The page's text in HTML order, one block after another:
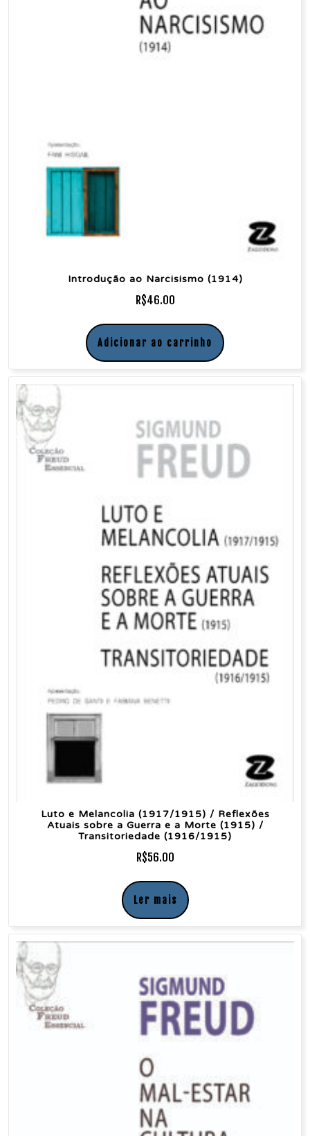
Introdução ao Narcisismo (1914)
R$46.00
Adicionar ao carrinho
Luto e Melancolia (1917/1915) / Reflexões
Atuais sobre a Guerra e a Morte (1915) /
Transitoriedade (1916/1915)
R$56.00
Ler mais